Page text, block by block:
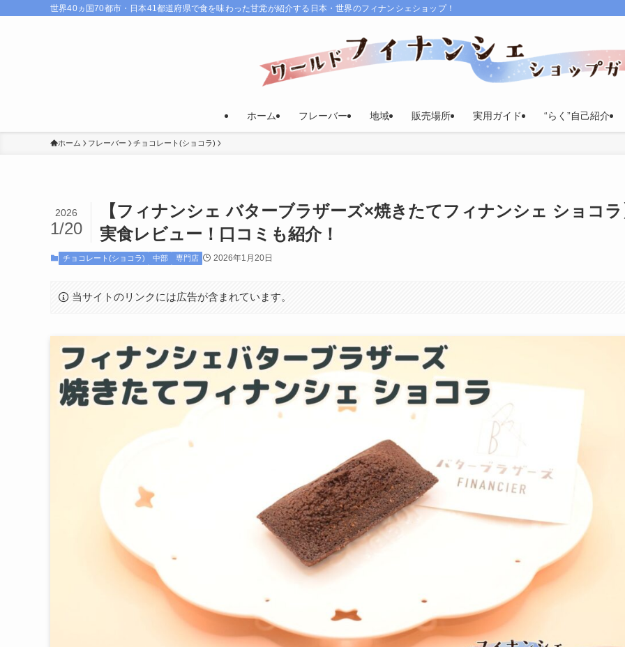
世界40ヵ国70都市・日本41都道府県で食を味わった甘党が紹介する日本・世界のフィナンシェショップ！
ホーム フレーバー 地域 販売場所 実用ガイド “らく”自己紹介
ホーム フレーバー チョコレート(ショコラ)
【フィナンシェ バターブラザーズ×焼きたてフィナンシェ ショコ
実食レビュー！口コミも紹介！
2026
1/20
チョコレート(ショコラ) 中部 専門店 2026年1月20日
当サイトのリンクには広告が含まれています。